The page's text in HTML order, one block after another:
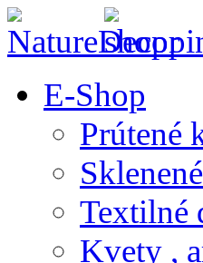
E-Shop
Prútené
Textilné
Kvety ,